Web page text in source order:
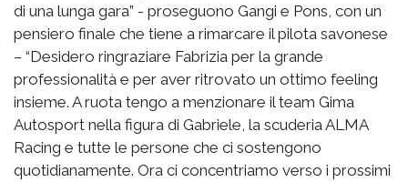
di una lunga gara” - proseguono Gangi e Pons, con un
pensiero finale che tiene a rimarcare il pilota savonese
– “Desidero ringraziare Fabrizia per la grande
professionalità e per aver ritrovato un ottimo feeling
insieme. A ruota tengo a menzionare il team Gima
Autosport nella figura di Gabriele, la scuderia ALMA
Racing e tutte le persone che ci sostengono
quotidianamente. Ora ci concentriamo verso i prossimi